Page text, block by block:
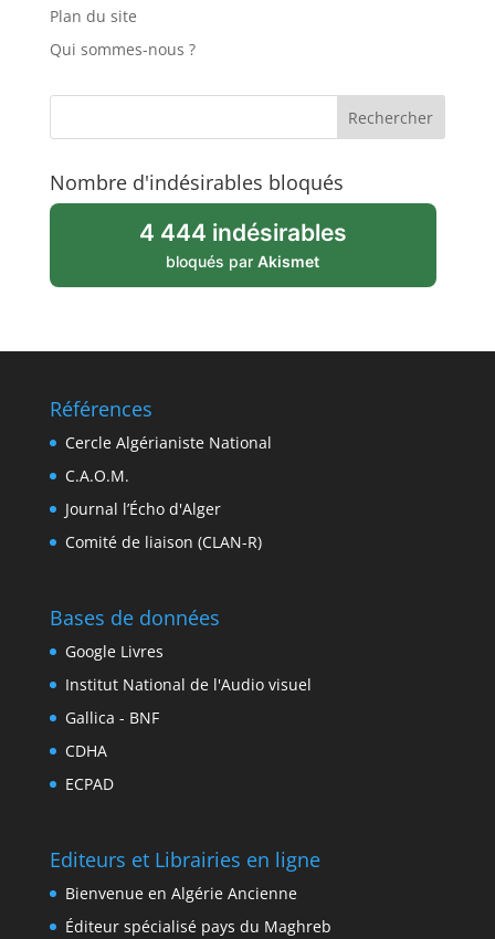
Plan du site
Qui sommes-nous ?
Nombre d'indésirables bloqués
4 444 indésirables
bloqués parAkismet
Références
Cercle Algérianiste National
C.A.O.M.
Journal l’Écho d'Alger
Comité de liaison (CLAN-R)
Bases de données
Google Livres
Institut National de l'Audio visuel
Gallica - BNF
CDHA
ECPAD
Editeurs et Librairies en ligne
Bienvenue en Algérie Ancienne
Éditeur spécialisé pays du Maghreb